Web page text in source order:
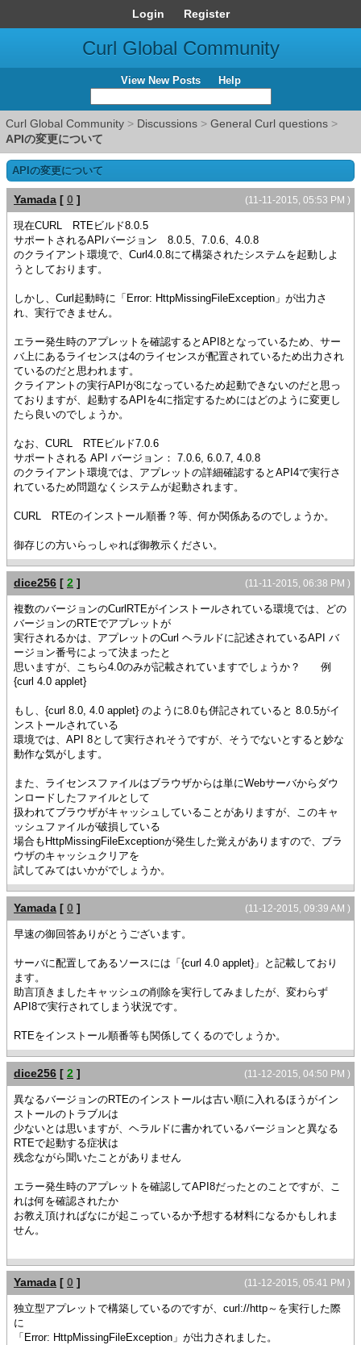
Login Register
Curl Global Community
View New Posts Help
Curl Global Community > Discussions > General Curl questions >
APIの変更について
APIの変更について
(11-11-2015, 05:53 PM )
Yamada [ 0 ]
現在CURL RTEビルド8.0.5
サポートされるAPIバージョン 8.0.5、7.0.6、4.0.8
のクライアント環境で、Curl4.0.8にて構築されたシステムを起動しよ
うとしております。
しかし、Curl起動時に「Error: HttpMissingFileException」が出力さ
れ、実行できません。
エラー発生時のアプレットを確認するとAPI8となっているため、サー
バ上にあるライセンスは4のライセンスが配置されているため出力され
ているのだと思われます。
クライアントの実行APIが8になっているため起動できないのだと思っ
ておりますが、起動するAPIを4に指定するためにはどのように変更し
たら良いのでしょうか。
なお、CURL RTEビルド7.0.6
サポートされる API バージョン： 7.0.6, 6.0.7, 4.0.8
のクライアント環境では、アプレットの詳細確認するとAPI4で実行さ
れているため問題なくシステムが起動されます。
CURL RTEのインストール順番？等、何か関係あるのでしょうか。
御存じの方いらっしゃれば御教示ください。
(11-11-2015, 06:38 PM )
dice256 [ 2 ]
複数のバージョンのCurlRTEがインストールされている環境では、どの
バージョンのRTEでアプレットが
実行されるかは、アプレットのCurl ヘラルドに記述されているAPI バ
ージョン番号によって決まったと
思いますが、こちら4.0のみが記載されていますでしょうか？ 例
{curl 4.0 applet}
もし、{curl 8.0, 4.0 applet} のように8.0も併記されていると 8.0.5がイ
ンストールされている
環境では、API 8として実行されそうですが、そうでないとすると妙な
動作な気がします。
また、ライセンスファイルはブラウザからは単にWebサーバからダウ
ンロードしたファイルとして
扱われてブラウザがキャッシュしていることがありますが、このキャ
ッシュファイルが破損している
場合もHttpMissingFileExceptionが発生した覚えがありますので、ブラ
ウザのキャッシュクリアを
試してみてはいかがでしょうか。
(11-12-2015, 09:39 AM )
Yamada [ 0 ]
早速の御回答ありがとうございます。
サーバに配置してあるソースには「{curl 4.0 applet}」と記載しており
ます。
助言頂きましたキャッシュの削除を実行してみましたが、変わらず
API8で実行されてしまう状況です。
RTEをインストール順番等も関係してくるのでしょうか。
(11-12-2015, 04:50 PM )
dice256 [ 2 ]
異なるバージョンのRTEのインストールは古い順に入れるほうがイン
ストールのトラブルは
少ないとは思いますが、ヘラルドに書かれているバージョンと異なる
RTEで起動する症状は
残念ながら聞いたことがありません
エラー発生時のアプレットを確認してAPI8だったとのことですが、こ
れは何を確認されたか
お教え頂ければなにが起こっているか予想する材料になるかもしれま
せん。
(11-12-2015, 05:41 PM )
Yamada [ 0 ]
独立型アプレットで構築しているのですが、curl://http～を実行した際
に
「Error: HttpMissingFileException」が出力されました。